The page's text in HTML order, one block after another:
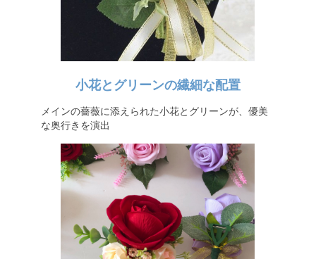
小花とグリーンの繊細な配置
メインの薔薇に添えられた小花とグリーンが、優美
な奥行きを演出